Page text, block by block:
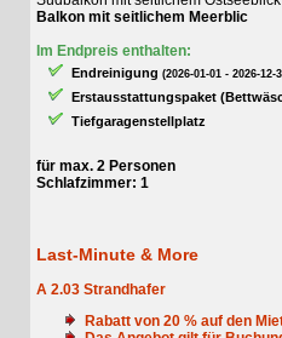
Balkon mit seitlichem Meerblic
Im Endpreis enthalten:
Endreinigung(2026-01-01 - 2026-12-31)
Erstausstattungspaket (Bettwäsche,
Tiefgaragenstellplatz
für max. 2 Personen
Schlafzimmer: 1
Last-Minute & More
A 2.03 Strandhafer
Rabatt von 20% auf den